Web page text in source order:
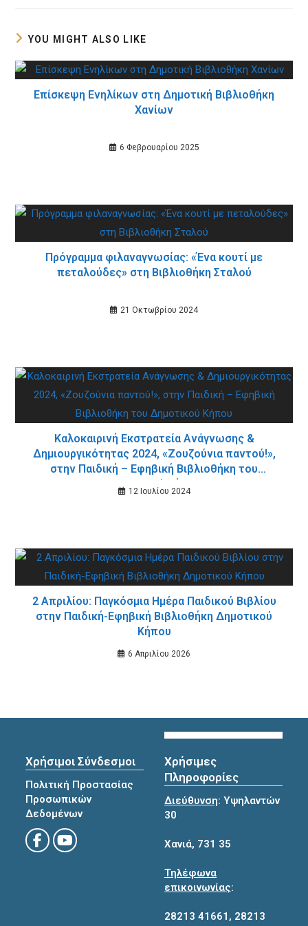
YOU MIGHT ALSO LIKE
Επίσκεψη Ενηλίκων στη Δημοτική Βιβλιοθήκη
Χανίων
6 Φεβρουαρίου 2025
Πρόγραμμα φιλαναγνωσίας: «Ένα κουτί με
πεταλούδες» στη Βιβλιοθήκη Σταλού
21 Οκτωβρίου 2024
Καλοκαιρινή Εκστρατεία Ανάγνωσης &
Δημιουργικότητας 2024, «Ζουζούνια παντού!»,
στην Παιδική – Εφηβική Βιβλιοθήκη του
Δημοτικού Κήπου
12 Ιουλίου 2024
2 Απριλίου: Παγκόσμια Ημέρα Παιδικού Βιβλίου
στην Παιδική-Εφηβική Βιβλιοθήκη Δημοτικού
Κήπου
6 Απριλίου 2026
Χρήσιμοι Σύνδεσμοι
Πολιτική Προστασίας
Προσωπικών
Δεδομένων
Χρήσιμες
Πληροφορίες
Διεύθυνση: Υψηλαντών
30
Χανιά, 731 35
Τηλέφωνα
επικοινωνίας:
28213 41661 , 28213